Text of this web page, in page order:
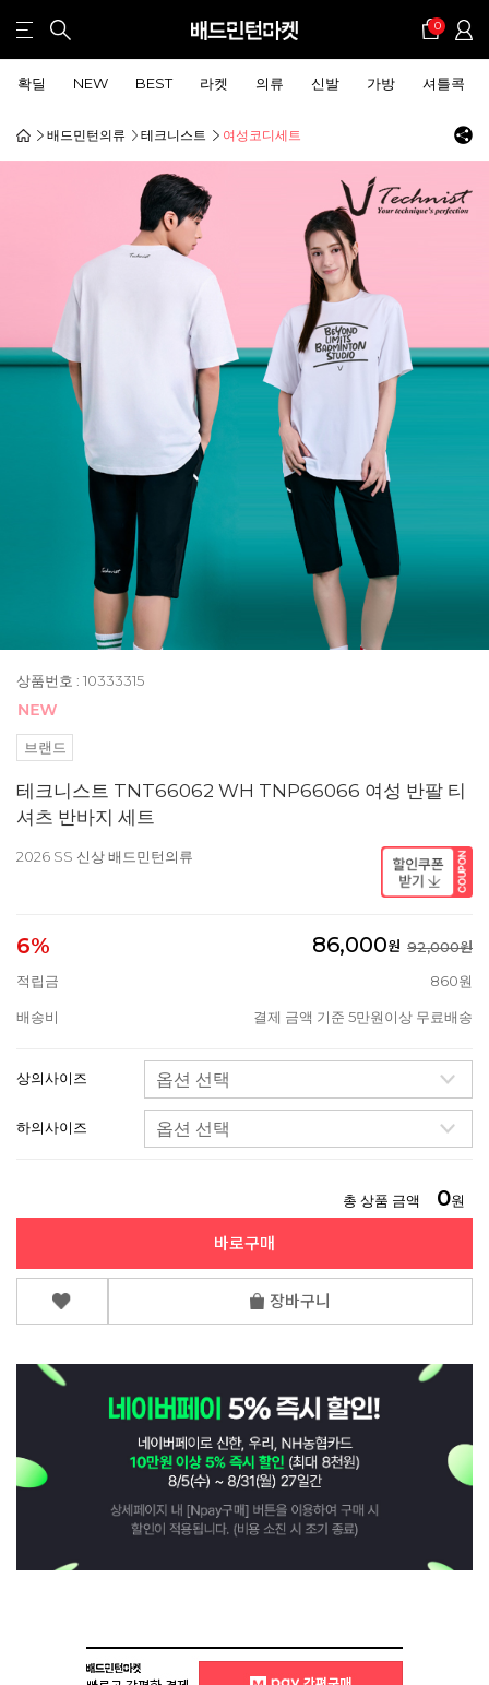
0
확딜 NEW BEST 라켓 의류 신발 가방 셔틀콕
배드민턴의류 테크니스트 여성코디세트
상품번호 : 10333315
브랜드
테크니스트 TNT66062 WH TNP66066 여성 반팔 티
셔츠 반바지 세트
2026 SS 신상 배드민턴의류
6% 86,000원 92,000원
적립금
860원
배송비 결제 금액 기준 5만원이상 무료배송
상의사이즈
하의사이즈
총 상품 금액 0원
바로구매
장바구니